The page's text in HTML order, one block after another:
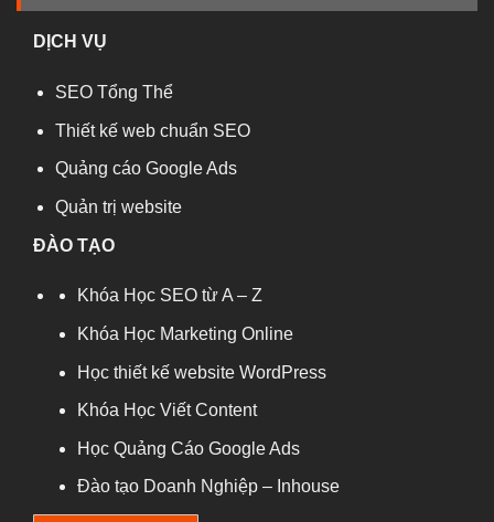
DỊCH VỤ
SEO Tổng Thể
Thiết kế web chuẩn SEO
Quảng cáo Google Ads
Quản trị website
ĐÀO TẠO
Khóa Học SEO từ A – Z
Khóa Học Marketing Online
Học thiết kế website WordPress
Khóa Học Viết Content
Học Quảng Cáo Google Ads
Đào tạo Doanh Nghiệp – Inhouse